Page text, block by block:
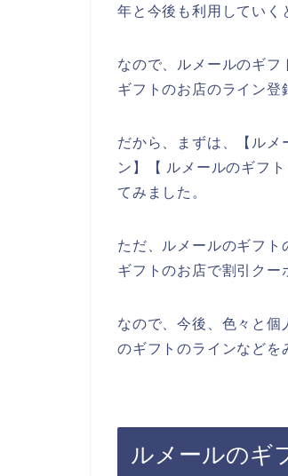
年と今後も利用していく
なので、ルメールのギ
ギフトのお店のライン登
だから、まずは、【ル
ン】【 ルメールのギフ
てみました。
ただ、ルメールのギフ
ギフトのお店で割引クー
なので、今後、色々と
のギフトのラインなどを
ルメールのギ